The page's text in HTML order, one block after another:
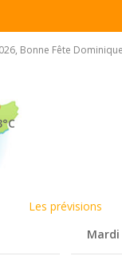
Bonne Fête Dominique
Les prévisions
Mardi